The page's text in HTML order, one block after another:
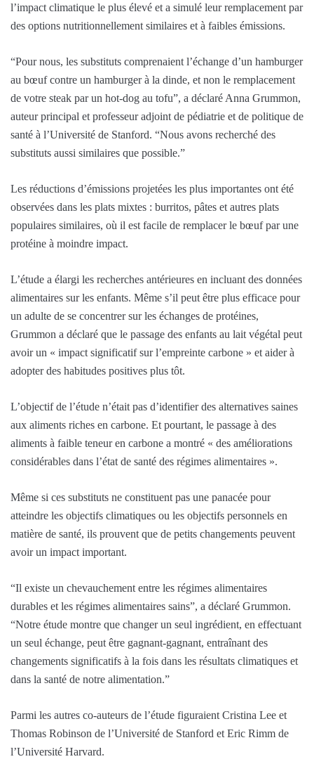
l’impact climatique le plus élevé et a simulé leur remplacement par
des options nutritionnellement similaires et à faibles émissions.
“Pour nous, les substituts comprenaient l’échange d’un hamburger
au bœuf contre un hamburger à la dinde, et non le remplacement
de votre steak par un hot-dog au tofu”, a déclaré Anna Grummon,
auteur principal et professeur adjoint de pédiatrie et de politique de
santé à l’Université de Stanford. “Nous avons recherché des
substituts aussi similaires que possible.”
Les réductions d’émissions projetées les plus importantes ont été
observées dans les plats mixtes : burritos, pâtes et autres plats
populaires similaires, où il est facile de remplacer le bœuf par une
protéine à moindre impact.
L’étude a élargi les recherches antérieures en incluant des données
alimentaires sur les enfants. Même s’il peut être plus efficace pour
un adulte de se concentrer sur les échanges de protéines,
Grummon a déclaré que le passage des enfants au lait végétal peut
avoir un « impact significatif sur l’empreinte carbone » et aider à
adopter des habitudes positives plus tôt.
L’objectif de l’étude n’était pas d’identifier des alternatives saines
aux aliments riches en carbone. Et pourtant, le passage à des
aliments à faible teneur en carbone a montré « des améliorations
considérables dans l’état de santé des régimes alimentaires ».
Même si ces substituts ne constituent pas une panacée pour
atteindre les objectifs climatiques ou les objectifs personnels en
matière de santé, ils prouvent que de petits changements peuvent
avoir un impact important.
“Il existe un chevauchement entre les régimes alimentaires
durables et les régimes alimentaires sains”, a déclaré Grummon.
“Notre étude montre que changer un seul ingrédient, en effectuant
un seul échange, peut être gagnant-gagnant, entraînant des
changements significatifs à la fois dans les résultats climatiques et
dans la santé de notre alimentation.”
Parmi les autres co-auteurs de l’étude figuraient Cristina Lee et
Thomas Robinson de l’Université de Stanford et Eric Rimm de
l’Université Harvard.